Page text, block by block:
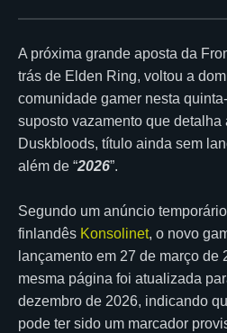
A próxima grande aposta da
trás de Elden Ring, voltou a
comunidade gamer nesta
suposto vazamento que
Duskbloods, título ainda sem
além de “2026”.
Segundo um anúncio
finlandês Konsolinet, o novo
lançamento em 27 de março de
mesma página foi atualizada
dezembro de 2026, indicando
pode ter sido um marcador